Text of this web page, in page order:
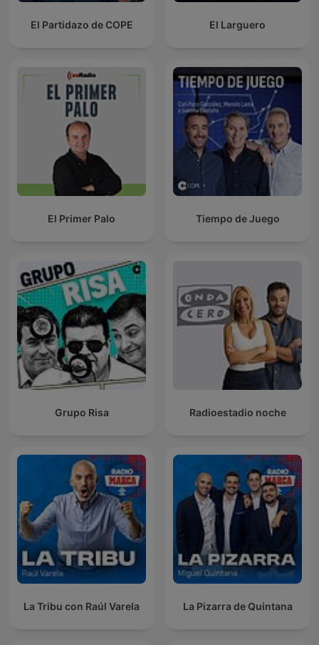
El Partidazo de COPE El Larguero
El Primer Palo Tiempo de Juego
Grupo Risa Radioestadio noche
La Tribu con Raúl Varela La Pizarra de Quintana